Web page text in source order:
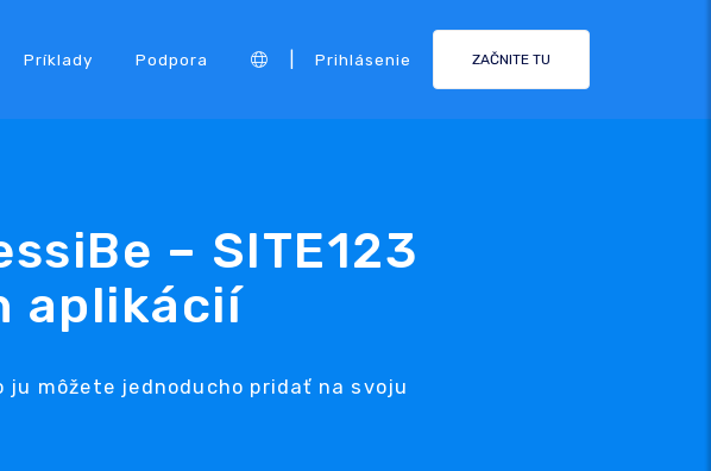
Príklady Podpora Prihlásenie ZAČNITE TU
– SITE123
aplikácií
môžete jednoducho pridať na svoju